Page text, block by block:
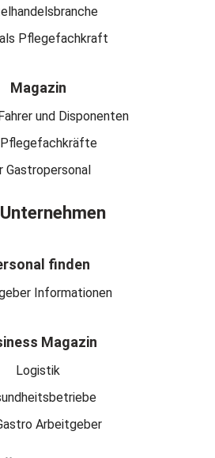
Pflegefachkraft
Magazin
und Disponenten
Pflegefachkräfte
Gastropersonal
finden
Informationen
Magazin
Logistik
Arbeitgeber